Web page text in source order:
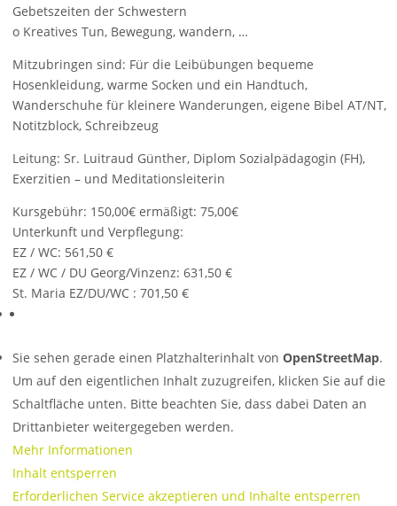
Gebetszeiten der Schwestern
o Kreatives Tun, Bewegung, wandern, …
Mitzubringen sind: Für die Leibübungen bequeme
Hosenkleidung, warme Socken und ein Handtuch,
Wanderschuhe für kleinere Wanderungen, eigene Bibel AT/NT,
Notitzblock, Schreibzeug
Leitung: Sr. Luitraud Günther, Diplom Sozialpädagogin (FH),
Exerzitien – und Meditationsleiterin
Kursgebühr: 150,00€ ermäßigt: 75,00€
Unterkunft und Verpflegung:
EZ / WC: 561,50 €
EZ / WC / DU Georg/Vinzenz: 631,50 €
St. Maria EZ/DU/WC : 701,50 €
Sie sehen gerade einen Platzhalterinhalt von OpenStreetMap.
Um auf den eigentlichen Inhalt zuzugreifen, klicken Sie auf die
Schaltfläche unten. Bitte beachten Sie, dass dabei Daten an
Drittanbieter weitergegeben werden.
Mehr Informationen
Inhalt entsperren
Erforderlichen Service akzeptieren und Inhalte entsperren